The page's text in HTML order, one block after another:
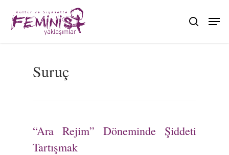
main
search
Suruç
“Ara Rejim” Döneminde Şiddeti
Tartışmak